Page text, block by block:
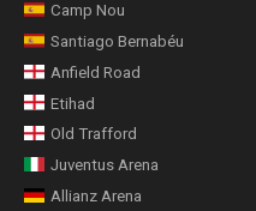
Camp Nou
Santiago Bernabéu
Anfield Road
Etihad
Old Trafford
Juventus Arena
Allianz Arena